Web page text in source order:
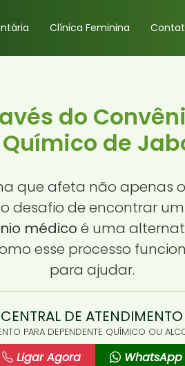
Clínica Feminina
do
de
que afeta não apenas
desafio de encontrar
médico é uma
esse processo
para ajudar.
CENTRAL DE ATENDIMENTO
PARA DEPENDENTE QUÍMICO OU
Ligar Agora WhatsApp